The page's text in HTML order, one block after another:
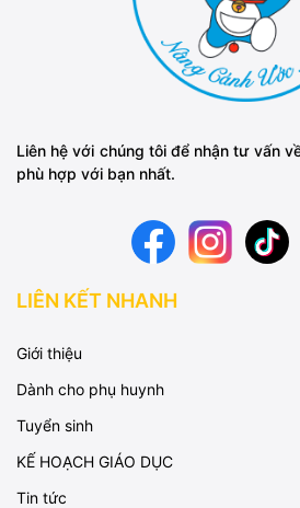
Liên hệ với chúng tôi để nhận tư vấn
phù hợp với bạn nhất.
LIÊN KẾT NHANH
Giới thiệu
Dành cho phụ huynh
Tuyển sinh
KẾ HOẠCH GIÁO DỤC
Tin tức